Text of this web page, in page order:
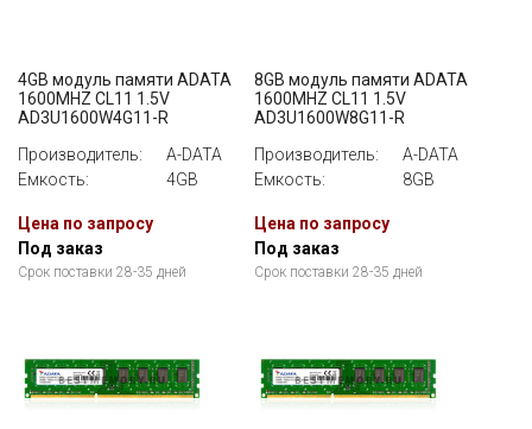
4GB модуль памяти ADATA
1600MHZ CL11 1.5V
AD3U1600W4G11-R
Производитель:
A-DATA
Емкость:
4GB
Цена по запросу
Под заказ
Срок поставки 28-35 дней
8GB модуль памяти ADATA
1600MHZ CL11 1.5V
AD3U1600W8G11-R
Производитель:
A-DATA
Емкость:
8GB
Цена по запросу
Под заказ
Срок поставки 28-35 дней